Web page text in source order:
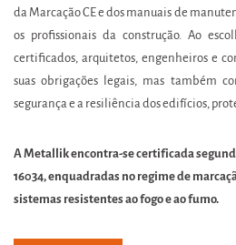
da Marcação CE e dos manuais de
os profissionais da construção. Ao
certificados, arquitetos, engenheiros e
suas obrigações legais, mas também
segurança e a resiliência dos edifícios,
A Metallik encontra-se certificada segundo
16034, enquadradas no regime de
sistemas resistentes ao fogo e ao fumo.